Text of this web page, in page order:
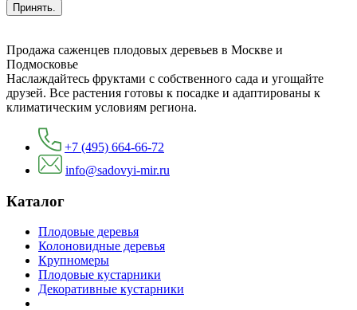
Принять.
Продажа саженцев плодовых деревьев в Москве и
Подмосковье
Наслаждайтесь фруктами с собственного сада и угощайте
друзей. Все растения готовы к посадке и адаптированы к
климатическим условиям региона.
+7 (495) 664-66-72
info@sadovyi-mir.ru
Каталог
Плодовые деревья
Колоновидные деревья
Крупномеры
Плодовые кустарники
Декоративные кустарники